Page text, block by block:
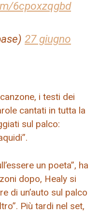
6cpoxzqgbd
27 giugno
i testi dei
cantati in tutta la
sul palco:
un poeta”, ha
dopo, Healy si
di un’auto sul palco
Più tardi nel set,